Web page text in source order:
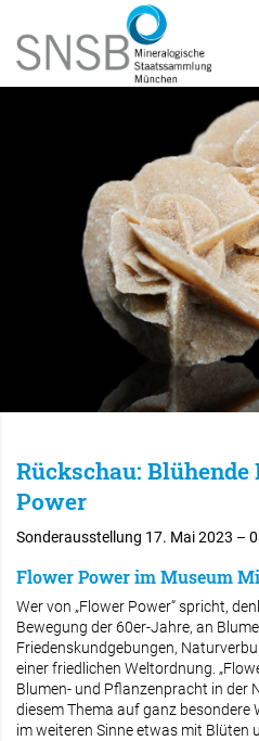
Rückschau:
Power
Sonderausstellung 17. Mai 2023 –
Flower Power im Museum
Wer von „Flower Power“ spricht,
Bewegung der 60er-Jahre, an
Friedenskundgebungen,
einer friedlichen Weltordnung.
Blumen- und Pflanzenpracht in der
diesem Thema auf ganz besondere
im weiteren Sinne etwas mit Blüten